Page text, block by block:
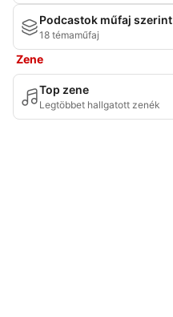
Podcastok műfaj szerint
18 témaműfaj
Zene
Top zene
Legtöbbet hallgatott zenék